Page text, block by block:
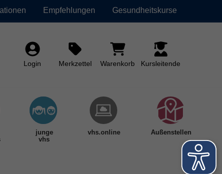
Empfehlungen Gesundheitskurse
Login Merkzettel Warenkorb Kursleitende
junge
vhs
vhs.online Außenstellen